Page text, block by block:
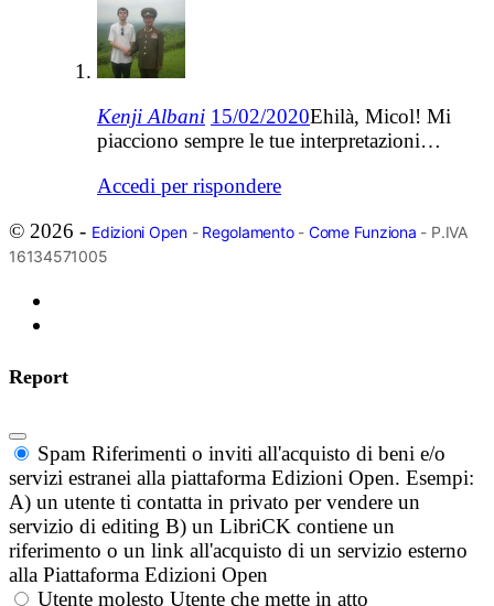
Kenji Albani 15/02/2020Ehilà, Micol! Mi
piacciono sempre le tue interpretazioni…
Accedi per rispondere
© 2026 - Edizioni Open- Regolamento- Come Funziona - P.IVA
16134571005
Report
Spam Riferimenti o inviti all'acquisto di beni e/o
servizi estranei alla piattaforma Edizioni Open. Esempi:
A) un utente ti contatta in privato per vendere un
servizio di editing B) un LibriCK contiene un
riferimento o un link all'acquisto di un servizio esterno
alla Piattaforma Edizioni Open
Utente molesto Utente che mette in atto